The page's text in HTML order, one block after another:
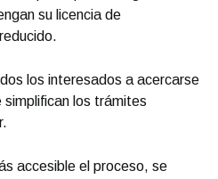
su licencia de
los interesados a acercarse
los trámites
accesible el proceso, se